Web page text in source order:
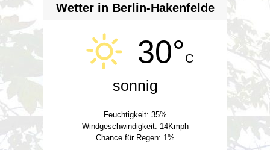
Wetter in Berlin-Hakenfelde
30°C
sonnig
Feuchtigkeit: 35%
Windgeschwindigkeit: 14Kmph
Chance für Regen: 1%